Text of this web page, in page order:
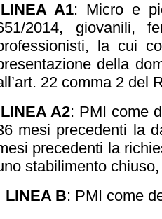
LINEA A1: Micro e
2014, giovanili,
la cui
della
22 comma 2 del
LINEA A2: PMI come
mesi precedenti la
precedenti la
stabilimento
LINEA B: PMI come